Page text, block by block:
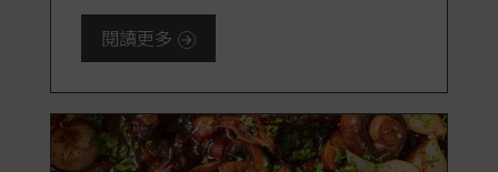
閱讀更多